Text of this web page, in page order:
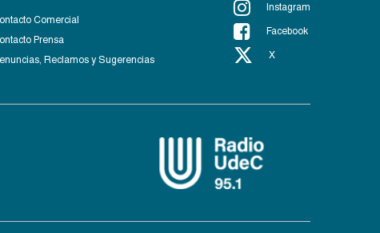
Comercial
Prensa
Reclamos y Sugerencias
Instagram
Facebook
X